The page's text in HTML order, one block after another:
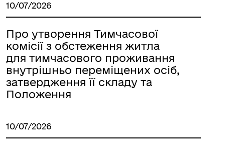
10/07/2026
Про утворення Тимчасової
комісії з обстеження житла
для тимчасового проживання
внутрішньо переміщених осіб,
затвердження її складу та
Положення
10/07/2026